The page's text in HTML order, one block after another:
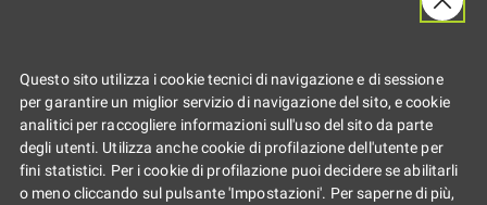
Questo sito utilizza i cookie tecnici di navigazione e di sessione
per garantire un miglior servizio di navigazione del sito, e cookie
analitici per raccogliere informazioni sull'uso del sito da parte
degli utenti. Utilizza anche cookie di profilazione dell'utente per
fini statistici. Per i cookie di profilazione puoi decidere se abilitarli
o meno cliccando sul pulsante 'Impostazioni'. Per saperne di più,